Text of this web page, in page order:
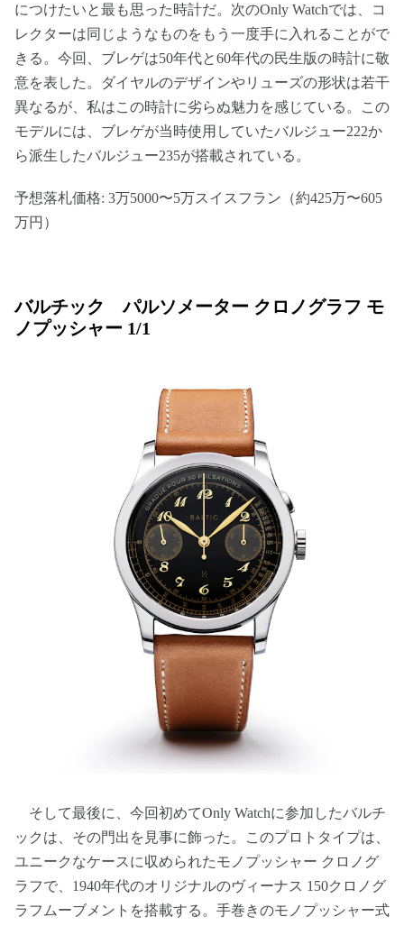
につけたいと最も思った時計だ。次のOnly Watchでは、コ
レクターは同じようなものをもう一度手に入れることがで
きる。今回、ブレゲは50年代と60年代の民生版の時計に敬
意を表した。ダイヤルのデザインやリューズの形状は若干
異なるが、私はこの時計に劣らぬ魅力を感じている。この
モデルには、ブレゲが当時使用していたバルジュー222か
ら派生したバルジュー235が搭載されている。
予想落札価格: 3万5000〜5万スイスフラン（約425万〜605
万円）
バルチック パルソメーター クロノグラフ モ
ノプッシャー 1/1
そして最後に、今回初めてOnly Watchに参加したバルチ
ックは、その門出を見事に飾った。このプロトタイプは、
ユニークなケースに収められたモノプッシャー クロノグ
ラフで、1940年代のオリジナルのヴィーナス 150クロノグ
ラフムーブメントを搭載する。手巻きのモノプッシャー式